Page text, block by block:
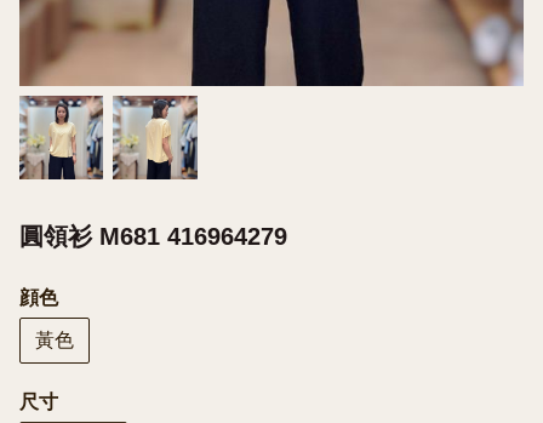
圓領衫 M681 416964279
顔色
黃色
尺寸